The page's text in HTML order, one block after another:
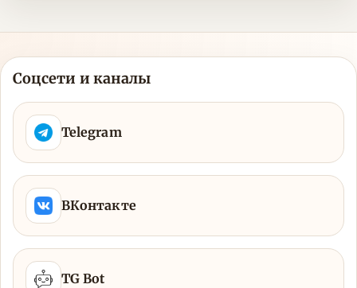
Соцсети и каналы
Telegram
ВКонтакте
TG Bot